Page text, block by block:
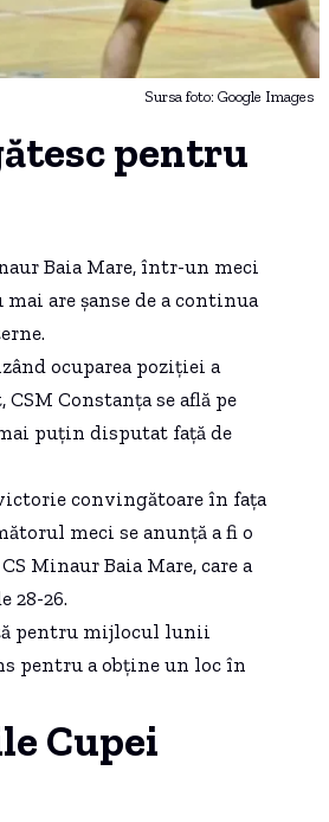
Sursa foto: Google Images
pentru
Baia Mare, într-un meci
mai are șanse de a continua
ocuparea poziției a
Constanța se află pe
puțin disputat față de
convingătoare în fața
meci se anunță a fi o
Minaur Baia Mare, care a
28-26.
pentru mijlocul lunii
pentru a obține un loc în
Cupei